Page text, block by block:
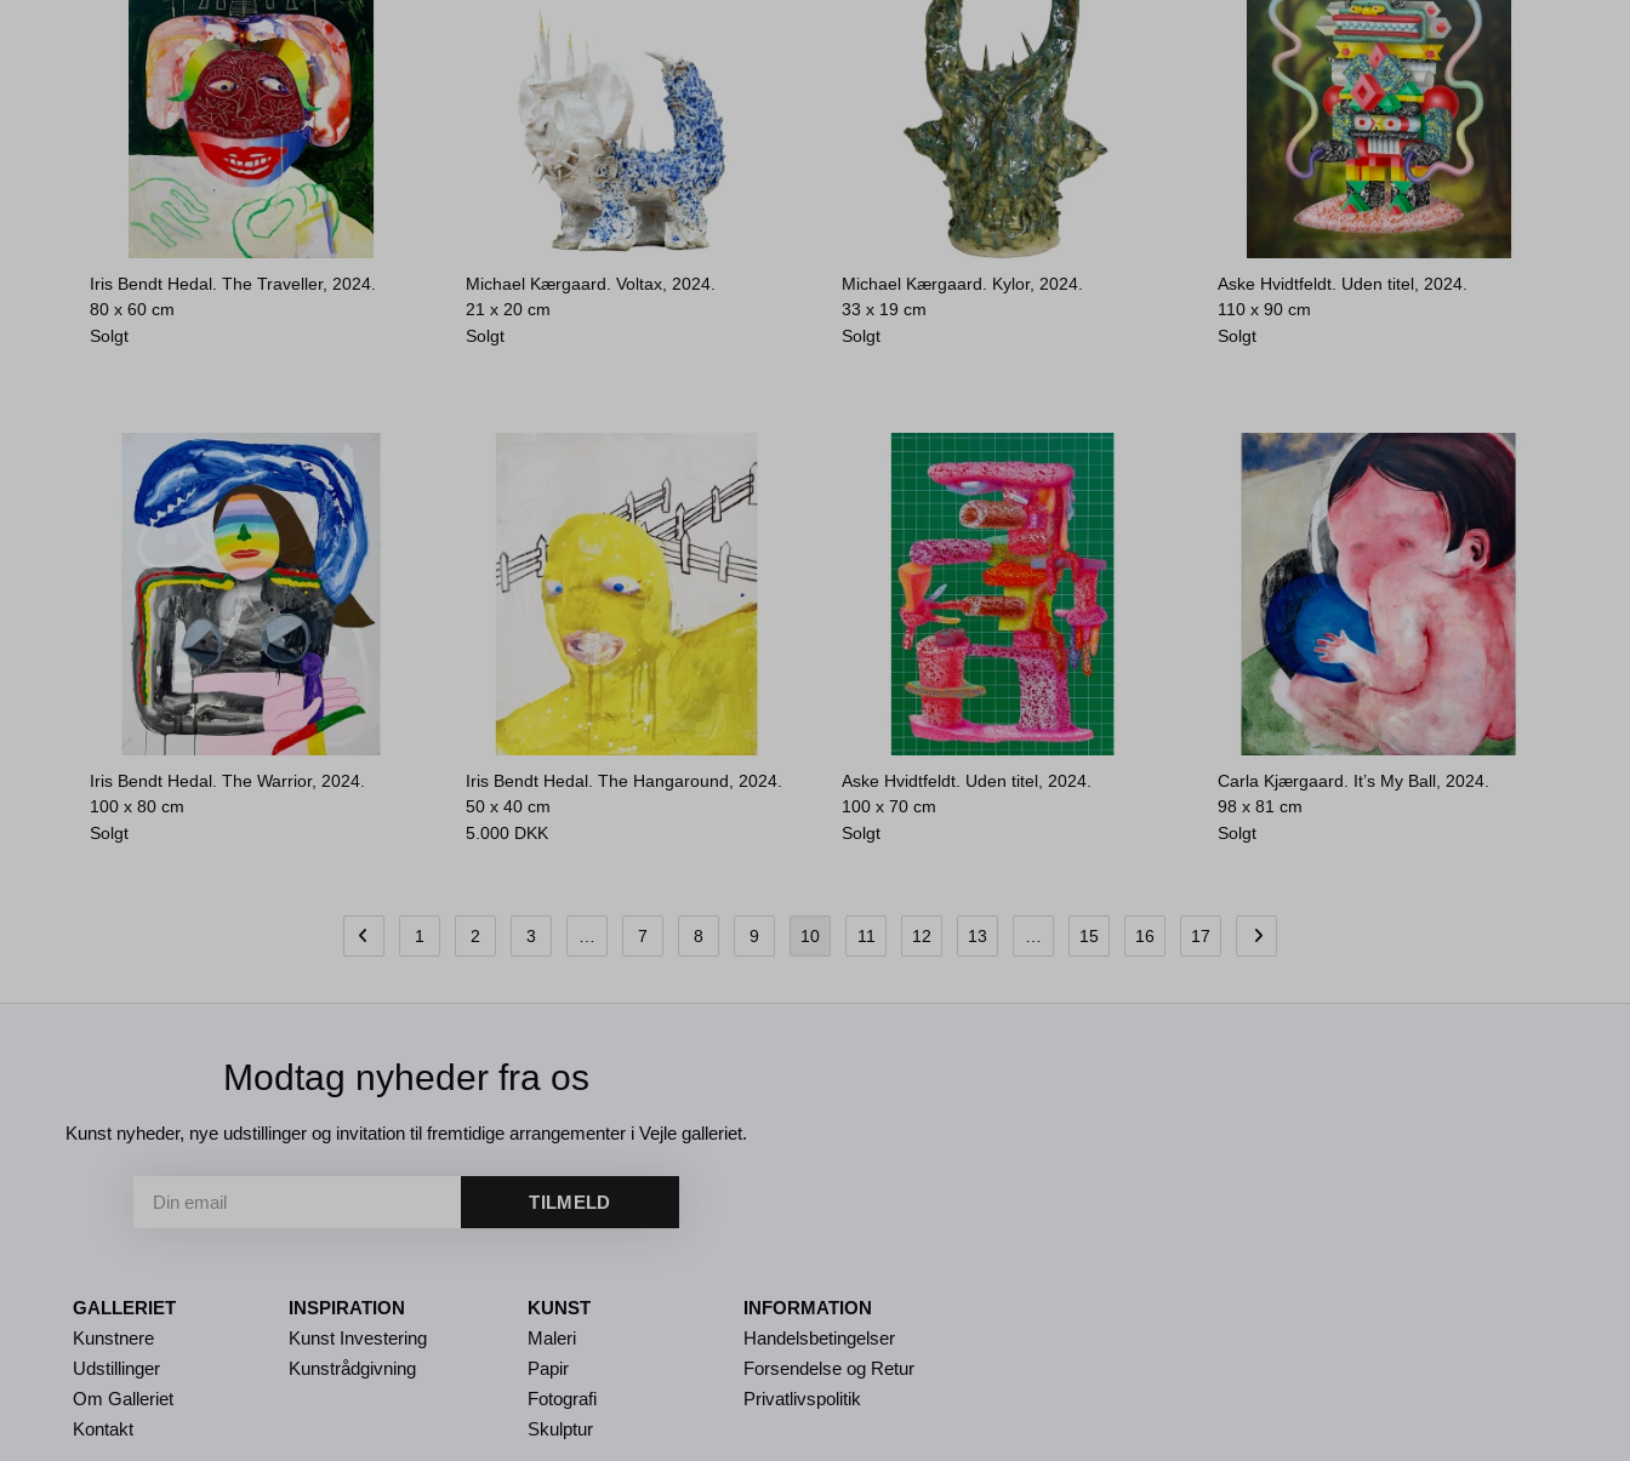
Iris Bendt Hedal. The Traveller, 2024.
80 x 60 cm
Solgt
Michael Kærgaard. Voltax, 2024.
21 x 20 cm
Solgt
Michael Kærgaard. Kylor, 2024.
33 x 19 cm
Solgt
Aske Hvidtfeldt. Uden titel, 2024.
110 x 90 cm
Solgt
Iris Bendt Hedal. The Warrior, 2024.
100 x 80 cm
Solgt
Iris Bendt Hedal. The Hangaround, 2024.
50 x 40 cm
5.000 DKK
Aske Hvidtfeldt. Uden titel, 2024.
100 x 70 cm
Solgt
Carla Kjærgaard. It’s My Ball, 2024.
98 x 81 cm
Solgt
1 2 3 7 8 9 10 11 12 13 15 16 17
Modtag nyheder fra os
Kunst nyheder, nye udstillinger og invitation til fremtidige arrangementer i Vejle galleriet.
TILMELD
GALLERIET
Kunstnere
Udstillinger
Om Galleriet
Kontakt
INSPIRATION
Kunst Investering
Kunstrådgivning
KUNST
Maleri
Papir
Fotografi
Skulptur
INFORMATION
Handelsbetingelser
Forsendelse og Retur
Privatlivspolitik